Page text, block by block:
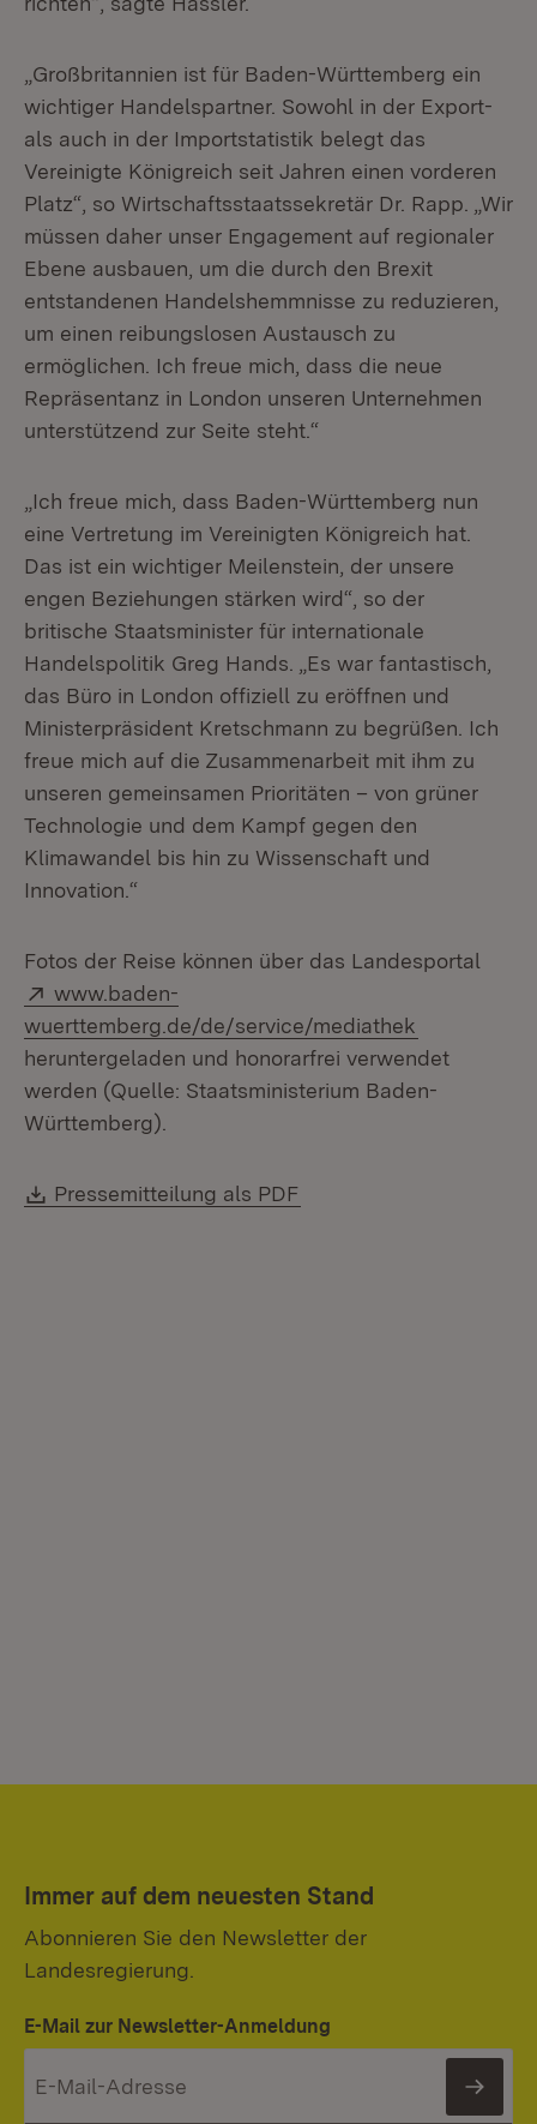
„Großbritannien ist für Baden-Württemberg ein
wichtiger Handelspartner. Sowohl in der Export-
als auch in der Importstatistik belegt das
Vereinigte Königreich seit Jahren einen vorderen
Platz“, so Wirtschaftsstaatssekretär Dr. Rapp. „Wir
müssen daher unser Engagement auf regionaler
Ebene ausbauen, um die durch den Brexit
entstandenen Handelshemmnisse zu reduzieren,
um einen reibungslosen Austausch zu
ermöglichen. Ich freue mich, dass die neue
Repräsentanz in London unseren Unternehmen
unterstützend zur Seite steht.“
„Ich freue mich, dass Baden-Württemberg nun
eine Vertretung im Vereinigten Königreich hat.
Das ist ein wichtiger Meilenstein, der unsere
engen Beziehungen stärken wird“, so der
britische Staatsminister für internationale
Handelspolitik Greg Hands. „Es war fantastisch,
das Büro in London offiziell zu eröffnen und
Ministerpräsident Kretschmann zu begrüßen. Ich
freue mich auf die Zusammenarbeit mit ihm zu
unseren gemeinsamen Prioritäten – von grüner
Technologie und dem Kampf gegen den
Klimawandel bis hin zu Wissenschaft und
Innovation.“
Fotos der Reise können über das Landesportal
Extern:
www.baden-
wuerttemberg.de/de/service/mediathek
heruntergeladen und honorarfrei verwendet
werden (Quelle: Staatsministerium Baden-
Württemberg).
Download:
Pressemitteilung als PDF
Immer auf dem neuesten Stand
Abonnieren Sie den Newsletter der
Landesregierung.
E-Mail zur Newsletter-Anmeldung